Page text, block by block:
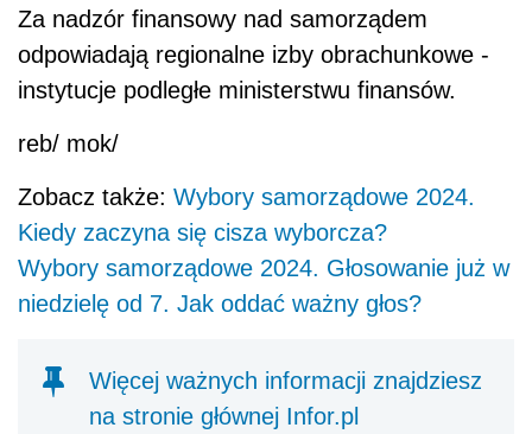
Za nadzór finansowy nad samorządem
odpowiadają regionalne izby obrachunkowe -
instytucje podległe ministerstwu finansów.
reb/ mok/
Zobacz także: Wybory samorządowe 2024.
Kiedy zaczyna się cisza wyborcza?
Wybory samorządowe 2024. Głosowanie już w
niedzielę od 7. Jak oddać ważny głos?
Więcej ważnych informacji znajdziesz
na stronie głównej Infor.pl